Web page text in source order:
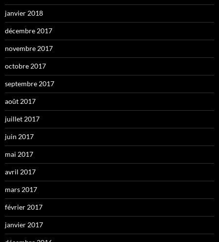
janvier 2018
décembre 2017
novembre 2017
octobre 2017
septembre 2017
août 2017
juillet 2017
juin 2017
mai 2017
avril 2017
mars 2017
février 2017
janvier 2017